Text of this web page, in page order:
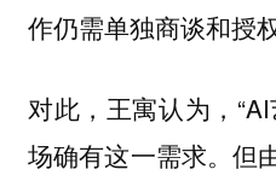
作仍需单独商谈和授权
对此，王寓认为，
场确有这一需求。但